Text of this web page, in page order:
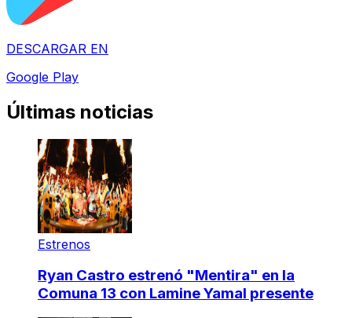
DESCARGAR EN
Google Play
Últimas noticias
Estrenos
Ryan Castro estrenó "Mentira" en la
Comuna 13 con Lamine Yamal presente